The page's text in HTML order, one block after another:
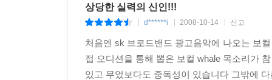
상당한 실력의 신인!!!
d******i 2008-10-14 신고
처음엔 sk 브로드밴드 광고음악에 나오는 보
접 오디션을 통해 뽑은 보컬 whale 목소리가
있고 무었보다도 중독성이 있습니다 그밖에